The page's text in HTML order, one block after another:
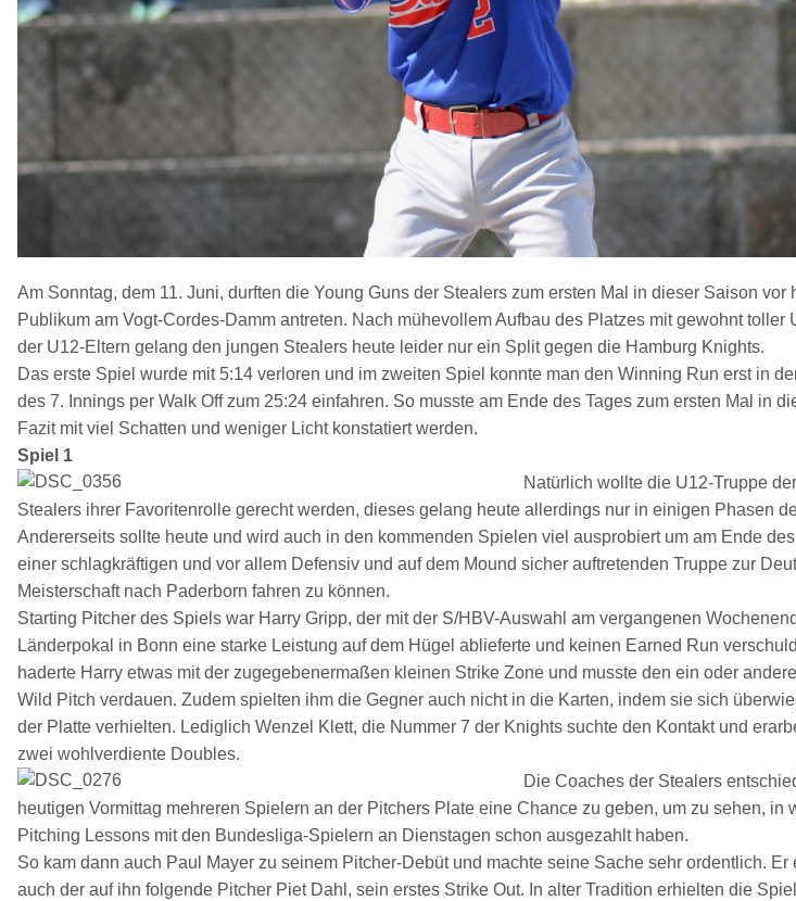
Am Sonntag, dem 11. Juni, durften die Young Guns der Stealers zum ersten Mal in dieser Saison vor
Publikum am Vogt-Cordes-Damm antreten. Nach mühevollem Aufbau des Platzes mit gewohnt toller
der U12-Eltern gelang den jungen Stealers heute leider nur ein Split gegen die Hamburg Knights.
Das erste Spiel wurde mit 5:14 verloren und im zweiten Spiel konnte man den Winning Run erst in
des 7. Innings per Walk Off zum 25:24 einfahren. So musste am Ende des Tages zum ersten Mal in
Fazit mit viel Schatten und weniger Licht konstatiert werden.
Spiel 1
Natürlich wollte die U12-Truppe
Stealers ihrer Favoritenrolle gerecht werden, dieses gelang heute allerdings nur in einigen Phasen
Andererseits sollte heute und wird auch in den kommenden Spielen viel ausprobiert um am Ende
einer schlagkräftigen und vor allem Defensiv und auf dem Mound sicher auftretenden Truppe zur
Meisterschaft nach Paderborn fahren zu können.
Starting Pitcher des Spiels war Harry Gripp, der mit der S/HBV-Auswahl am vergangenen
Länderpokal in Bonn eine starke Leistung auf dem Hügel ablieferte und keinen Earned Run
haderte Harry etwas mit der zugegebenermaßen kleinen Strike Zone und musste den ein oder
Wild Pitch verdauen. Zudem spielten ihm die Gegner auch nicht in die Karten, indem sie sich
der Platte verhielten. Lediglich Wenzel Klett, die Nummer 7 der Knights suchte den Kontakt und
zwei wohlverdiente Doubles.
Die Coaches der Stealers
heutigen Vormittag mehreren Spielern an der Pitchers Plate eine Chance zu geben, um zu sehen, in
Pitching Lessons mit den Bundesliga-Spielern an Dienstagen schon ausgezahlt haben.
So kam dann auch Paul Mayer zu seinem Pitcher-Debüt und machte seine Sache sehr ordentlich. Er
auch der auf ihn folgende Pitcher Piet Dahl, sein erstes Strike Out. In alter Tradition erhielten die